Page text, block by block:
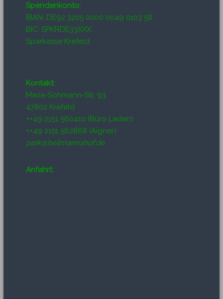
Spendenkonto:
IBAN: DE92 3205 0000 0049 0103 58
BIC: SPKRDE33XXX
Sparkasse Krefeld
Kontakt:
Maria-Sohmann-Str. 93
47802 Krefeld
++49 2151 560410 (Büro Laden)
++49 2151 562868 (Aigner)
park@heilmannshof.de
Anfahrt: